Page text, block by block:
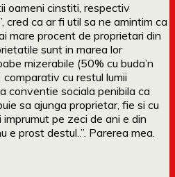
oameni cinstiti, respectiv
cred ca ar fi util sa ne amintim ca
mare procent de proprietari din
sunt in marea lor
mizerabile (50% cu buda’n
cu restul lumii
conventie sociala penibila ca
sa ajunga proprietar, fie si cu
pe zeci de ani e din
e prost destul..”. Parerea mea.